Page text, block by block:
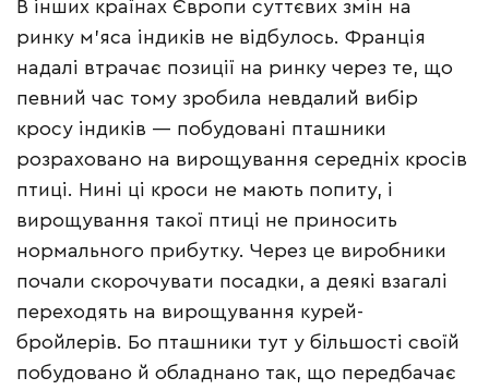
В інших країнах Європи суттєвих змін на
ринку м’яса індиків не відбулось. Франція
надалі втрачає позиції на ринку через те, що
певний час тому зробила невдалий вибір
кросу індиків — побудовані пташники
розраховано на вирощування середніх кросів
птиці. Нині ці кроси не мають попиту, і
вирощування такої птиці не приносить
нормального прибутку. Через це виробники
почали скорочувати посадки, а деякі взагалі
переходять на вирощування курей-
бройлерів. Бо пташники тут у більшості своїй
побудовано й обладнано так, що передбачає